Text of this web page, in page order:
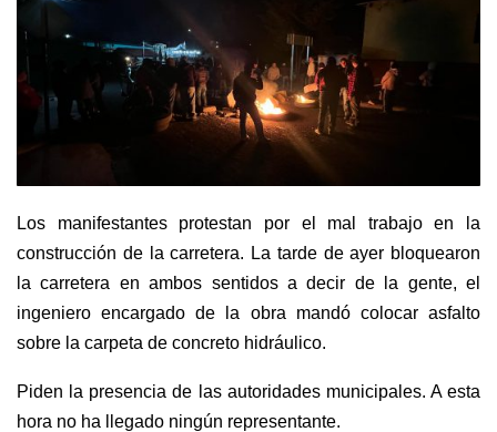
Los manifestantes protestan por el mal trabajo en la
construcción de la carretera. La tarde de ayer bloquearon
la carretera en ambos sentidos a decir de la gente, el
ingeniero encargado de la obra mandó colocar asfalto
sobre la carpeta de concreto hidráulico.
Piden la presencia de las autoridades municipales. A esta
hora no ha llegado ningún representante.